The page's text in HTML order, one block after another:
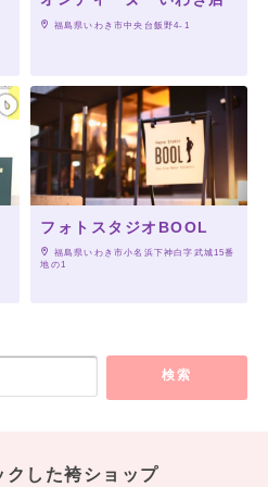
福島県いわき市中央台飯野4-1
フォトスタジオBOOL
福島県いわき市小名浜下神白字武城15番
地の1
検索
クした袴ショップ